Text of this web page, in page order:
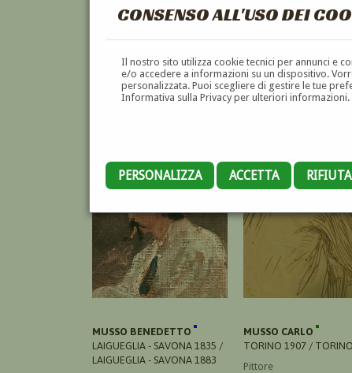
CONSENSO ALL'USO DEI
Il nostro sito utilizza cookie tecnici per annunci e
e/o accedere a informazioni su un dispositivo.
personalizzata. Puoi scegliere di gestire le tue
Informativa sulla Privacy per ulteriori informazioni.
PERSONALIZZA ACCETTA
PITTORI
A B C D E F
MUSSO BENEDETTO
LAIGUEGLIA - SAVONA 1835 /
LAIGUEGLIA - SAVONA 1883
MUSSO CARLO
TORINO 1907 /
Pittore